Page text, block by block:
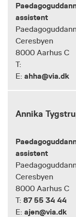
assistent
Ceresbyen
8000 Aarhus C
T:
E: ahha@via.dk
Annika
assistent
Ceresbyen
8000 Aarhus C
T: 87 55 34 44
E: ajen@via.dk